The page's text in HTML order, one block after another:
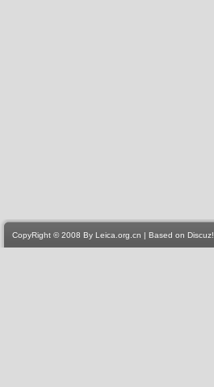
CopyRight © 2008 By Leica.org.cn | Based on Discuz!